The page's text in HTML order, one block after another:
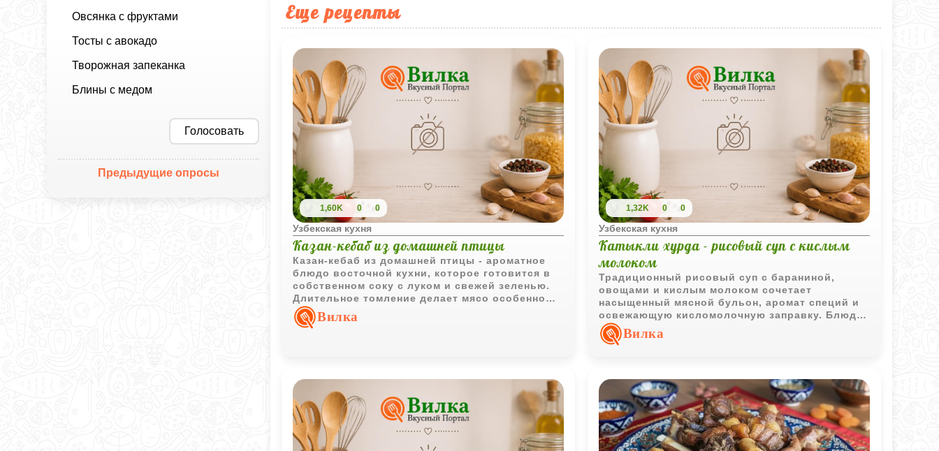
Овсянка с фруктами
Тосты с авокадо
Творожная запеканка
Блины с медом
Голосовать
Предыдущие опросы
Еще рецепты
1,60K 0 0
Узбекская кухня
Казан-кебаб из домашней птицы
Казан-кебаб из домашней птицы - ароматное
блюдо восточной кухни, которое готовится в
собственном соку с луком и свежей зеленью.
Длительное томление делает мясо особенно
сочным, а простые ингредиенты позволяют
раскрыть естественный вкус птицы.
Вилка
1,32K 0 0
Узбекская кухня
Катыкли хурда - рисовый суп с кислым
молоком
Традиционный рисовый суп с бараниной,
овощами и кислым молоком сочетает
насыщенный мясной бульон, аромат специй и
освежающую кисломолочную заправку. Блюдо
получается сытным и выразительным по вкусу.
Вилка